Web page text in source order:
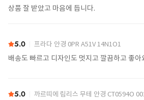
상품 잘 받았고 마음에 듭니다.
5.0 프라다 안경 0PR A51V 14N1O1
배송도 빠르고 디자인도 멋지고 깔끔하고 좋
5.0 까르띠에 림리스 무테 안경 CT0594O 002 SILVER